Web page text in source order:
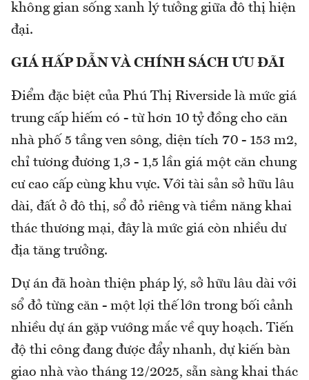
không gian sống xanh lý tưởng giữa đô thị hiện
đại.
GIÁ HẤP DẪN VÀ CHÍNH SÁCH ƯU ĐÃI
Điểm đặc biệt của Phú Thị Riverside là mức giá
trung cấp hiếm có - từ hơn 10 tỷ đồng cho căn
nhà phố 5 tầng ven sông, diện tích 70 - 153 m2,
chỉ tương đương 1,3 - 1,5 lần giá một căn chung
cư cao cấp cùng khu vực. Với tài sản sở hữu lâu
dài, đất ở đô thị, sổ đỏ riêng và tiềm năng khai
thác thương mại, đây là mức giá còn nhiều dư
địa tăng trưởng.
Dự án đã hoàn thiện pháp lý, sở hữu lâu dài với
sổ đỏ từng căn - một lợi thế lớn trong bối cảnh
nhiều dự án gặp vướng mắc về quy hoạch. Tiến
độ thi công đang được đẩy nhanh, dự kiến bàn
giao nhà vào tháng 12/2025, sẵn sàng khai thác